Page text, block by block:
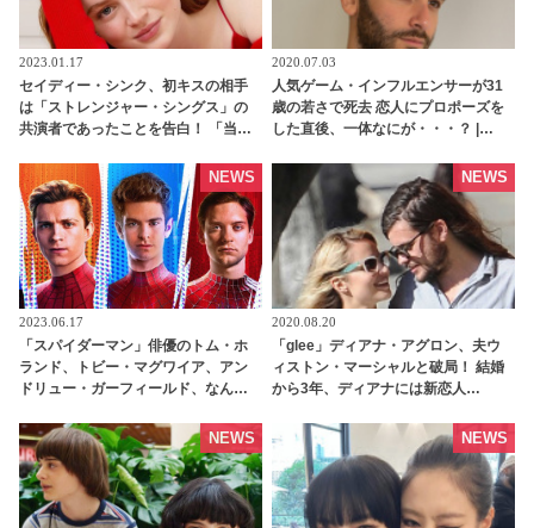
2023.01.17
セイディー・シンク、初キスの相手
は「ストレンジャー・シングス」の
共演者であったことを告白！ 「当時
話」 - tvgroove
2020.07.03
人気ゲーム・インフルエンサーが31
歳の若さで死去 恋人にプロポーズを
した直後、一体なにが・・・？ |
2023.06.17
「スパイダーマン」俳優のトム・ホ
ランド、トビー・マグワイア、アン
ドリュー・ガーフィールド、なんと
が明らかに！ 彼らが話している内容
とは・・？ - tvgroove
NEWS
2020.08.20
「glee」ディアナ・アグロン、夫ウ
ィストン・マーシャルと破局！ 結婚
から3年、ディアナには新恋人
NEWS
NEWS NEWS